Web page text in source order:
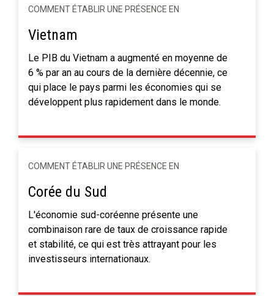
COMMENT ÉTABLIR UNE PRÉSENCE EN
Vietnam
Le PIB du Vietnam a augmenté en moyenne de
6 % par an au cours de la dernière décennie, ce
qui place le pays parmi les économies qui se
développent plus rapidement dans le monde.
COMMENT ÉTABLIR UNE PRÉSENCE EN
Corée du Sud
L'économie sud-coréenne présente une
combinaison rare de taux de croissance rapide
et stabilité, ce qui est très attrayant pour les
investisseurs internationaux.